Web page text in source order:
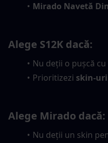
Mirado Navetă
Alege S12K dacă:
Nu deții o pușcă
Prioritizezi skin-
Alege Mirado dacă:
Nu deții un skin